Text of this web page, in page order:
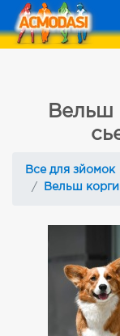
Вельш
Все для зйомок
Вельш